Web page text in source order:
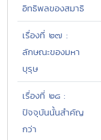
อิทธิพลของสมาธิ
เรื่องที่ ๒๗ :
ลักษณะของมหา
บุรุษ
เรื่องที่ ๒๘ :
ปัจจุบันนั้นสำคัญ
กว่า